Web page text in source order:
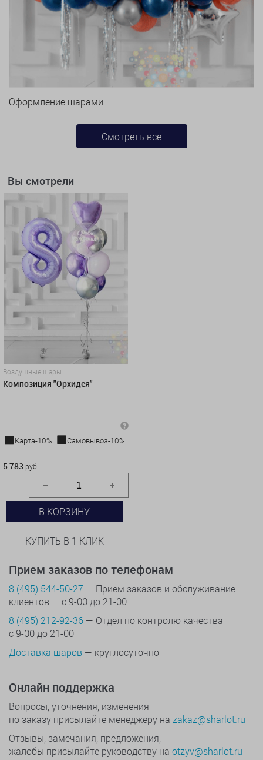
Оформление шарами
Смотреть все
Вы смотрели
Воздушные шары
Композиция "Орхидея"
Карта-10%
Самовывоз-10%
5 783 руб.
В КОРЗИНУ
КУПИТЬ В 1 КЛИК
Прием заказов по телефонам
8 (495) 544-50-27 — Прием заказов и обслуживание
клиентов — с 9-00 до 21-00
8 (495) 212-92-36 — Отдел по контролю качества
с 9-00 до 21-00
Доставка шаров — круглосуточно
Онлайн поддержка
Вопросы, уточнения, изменения
по заказу присылайте менеджеру на zakaz@sharlot.ru
Отзывы, замечания, предложения,
жалобы присылайте руководству на otzyv@sharlot.ru